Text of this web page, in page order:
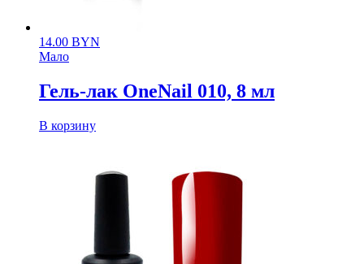
14.00 BYN
Мало
Гель-лак OneNail 010, 8 мл
В корзину